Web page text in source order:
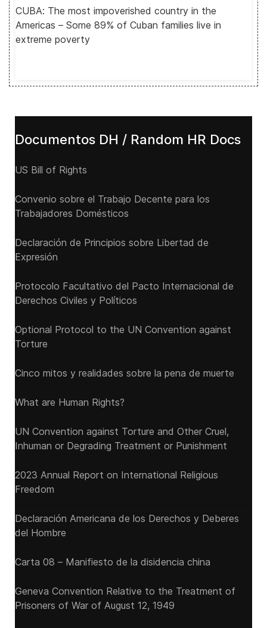
CUBA: The most impoverished country in the
Americas – Some 89% of Cuban families live in
extreme poverty
Documentos DH / Random HR Docs
US Bill of Rights
Convenio sobre el Trabajo Decente para los
Trabajadores Domésticos
Declaración de Principios sobre Libertad de
Expresión
Protocolo Facultativo del Pacto Internacional de
Derechos Civiles y Políticos
Optional Protocol to the UN Convention against
Torture
Cinco mitos y realidades sobre la pena de muerte
What are Human Rights?
UN Convention against Torture and Other Cruel,
Inhuman or Degrading Treatment or Punishment
2023 Annual Report on International Religious
Freedom
Declaración Americana de los Derechos y Deberes
del Hombre
Carta 08 – Manifiesto de la disidencia china
Geneva Convention Relative to the Treatment of
Prisoners of War of August 12, 1949